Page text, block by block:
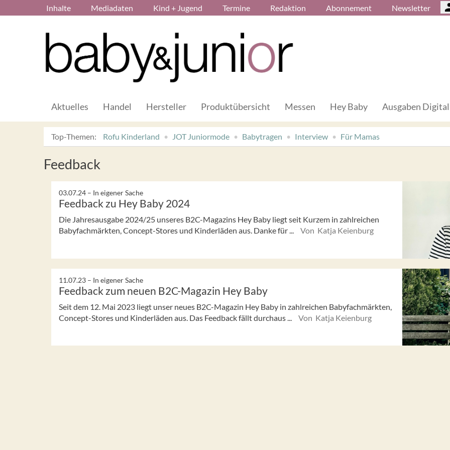
Inhalte Mediadaten Kind + Jugend Termine Redaktion Abonnement Newsletter
Aktuelles Handel Hersteller Produktübersicht Messen Hey Baby Ausgaben Digital
Top-Themen: Rofu Kinderland JOT Juniormode Babytragen Interview Für Mamas
Feedback
03.07.24 – In eigener Sache
Feedback zu Hey Baby 2024
Die Jahresausgabe 2024/25 unseres B2C-Magazins Hey Baby liegt seit Kurzem in zahlreichen
Babyfachmärkten, Concept-Stores und Kinderläden aus. Danke für ...
Von Katja Keienburg
11.07.23 – In eigener Sache
Feedback zum neuen B2C-Magazin Hey Baby
Seit dem 12. Mai 2023 liegt unser neues B2C-Magazin Hey Baby in zahlreichen Babyfachmärkten,
Concept-Stores und Kinderläden aus. Das Feedback fällt durchaus ...
Von Katja Keienburg